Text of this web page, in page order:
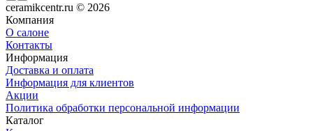
ceramikcentr.ru © 2026
Компания
О салоне
Контакты
Информация
Доставка и оплата
Информация для клиентов
Акции
Политика обработки персональной информации
Каталог